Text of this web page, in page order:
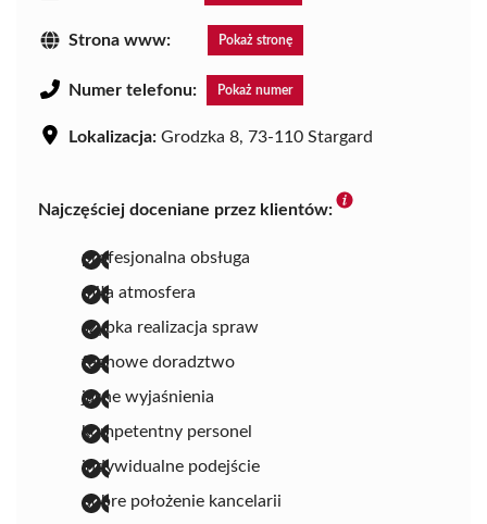
Strona www: Pokaż stronę
Numer telefonu: Pokaż numer
Lokalizacja: Grodzka 8, 73-110 Stargard
Najczęściej doceniane przez klientów:
profesjonalna obsługa
miła atmosfera
szybka realizacja spraw
fachowe doradztwo
jasne wyjaśnienia
kompetentny personel
indywidualne podejście
dobre położenie kancelarii